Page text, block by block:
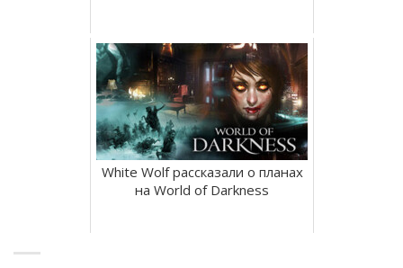
White Wolf рассказали о планах
на World of Darkness